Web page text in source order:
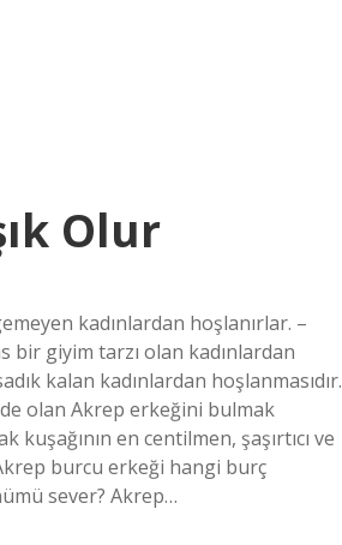
Olur
kadınlardan hoşlanırlar. –
bir giyim tarzı olan kadınlardan
kalan kadınlardan hoşlanmasıdır.
olan Akrep erkeğini bulmak
kuşağının en centilmen, şaşırtıcı ve
burcu erkeği hangi burç
sever? Akrep…